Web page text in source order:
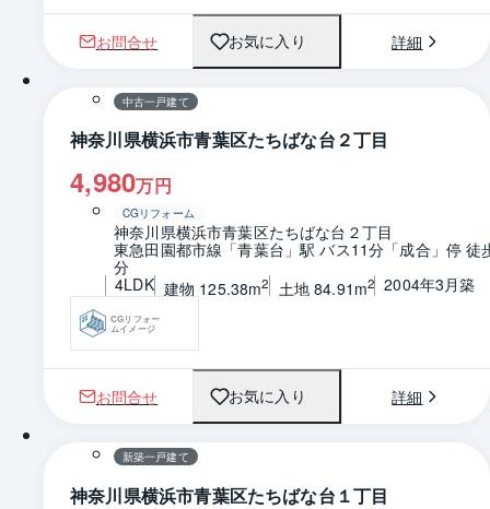
お問合せ お気に入り 詳細
1 / 0 間取り
中古一戸建て
神奈川県横浜市青葉区たちばな台２丁目
4,980万円
CGリフォーム
神奈川県横浜市青葉区たちばな台２丁目
東急田園都市線「青葉台」駅 バス11分「成合」停 徒
分
4LDK 建物 125.38m2 土地 84.91m2 2004年3月築
CGリフォー
ムイメージ
お問合せ お気に入り 詳細
1 / 0 間取り
新築一戸建て
神奈川県横浜市青葉区たちばな台１丁目